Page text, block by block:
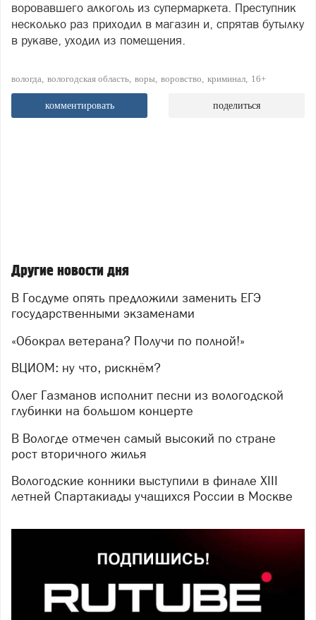
воровавшего алкоголь из супермаркета. Преступник
несколько раз приходил в магазин и, спрятав бутылку
в рукаве, уходил из помещения.
вологда вологодская область воры воровство криминал 16+
комментировать поделиться
Другие новости дня
В Госдуме опять предложили заменить ЕГЭ
государственными экзаменами
«Обокрал ветерана? Получи по полной!»
ВЦИОМ: ну что, рискнём?
Олег Газманов исполнит песни из вологодской
глубинки на большом концерте
В Вологде отмечен самый высокий по стране
рост вторичного жилья
Вологодские конники выступили в финале XIII
летней Спартакиады учащихся России в Москве